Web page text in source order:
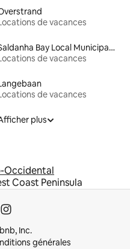
de vacances
Saldanha Bay Local Municipality
de vacances
de vacances
plus
Occidental
Coast Peninsula
Inc.
générales